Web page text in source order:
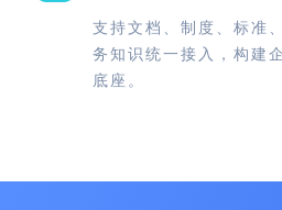
支持文档、制度、标准
务知识统一接入，构建
底座。